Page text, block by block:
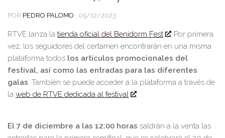
POR PEDRO PALOMO · 05/12/2023
RTVE lanza la tienda oficial del Benidorm Fest
. Por primera
vez, los seguidores del certamen encontrarán en una misma
plataforma todos los artículos promocionales del
festival, así como las entradas para las diferentes
galas. También se puede acceder a la plataforma a través de
la web de RTVE dedicada al festival .
El 7 de diciembre a las 12:00 horas saldrán a la venta las